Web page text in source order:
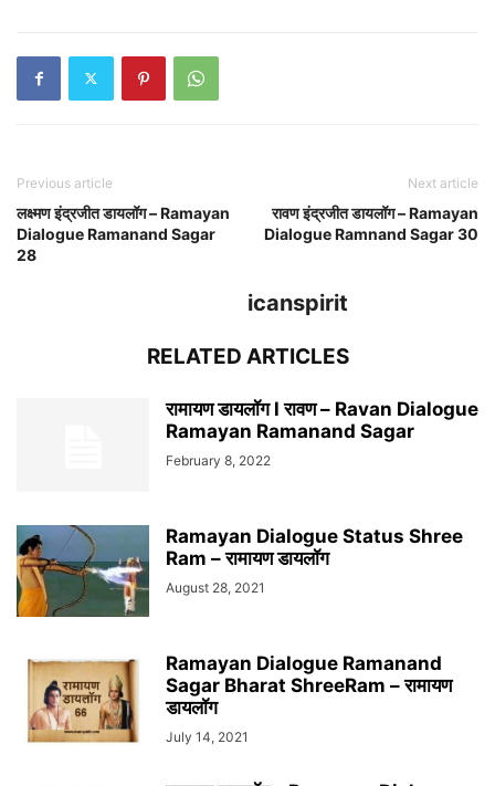
Previous article
लक्ष्मण इंद्रजीत डायलॉग – Ramayan
Dialogue Ramanand Sagar
28
Next article
रावण इंद्रजीत डायलॉग – Ramayan
Dialogue Ramnand Sagar 30
icanspirit
RELATED ARTICLES
रामायण डायलॉग l रावण – Ravan Dialogue
Ramayan Ramanand Sagar
February 8, 2022
Ramayan Dialogue Status Shree
Ram – रामायण डायलॉग
August 28, 2021
Ramayan Dialogue Ramanand
Sagar Bharat ShreeRam – रामायण
डायलॉग
July 14, 2021